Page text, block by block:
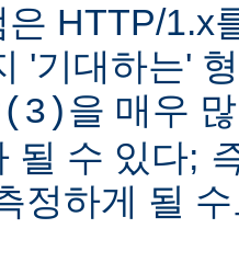
은 HTTP/1.x
'기대하는'
을 매우
될 수 있다;
정하게 될